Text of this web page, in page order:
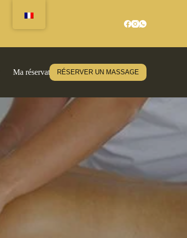
Ma réservationRÉSERVER UN MASSAGE